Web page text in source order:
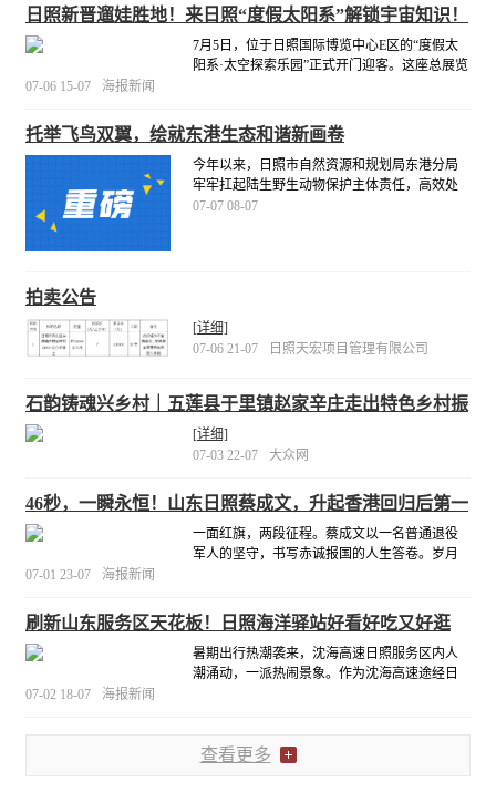
日照新晋遛娃胜地！来日照“度假太阳系”解锁宇宙知识！
7月5日，位于日照国际博览中心E区的“度假太
阳系·太空探索乐园”正式开门迎客。这座总展览
细]
07-06 15-07 海报新闻
托举飞鸟双翼，绘就东港生态和谐新画卷
今年以来，日照市自然资源和规划局东港分局
牢牢扛起陆生野生动物保护主体责任，高效处
置群众各类野生鸟类求助诉求，先后成功救助
07-07 08-07
拍卖公告
[详细]
07-06 21-07
日照天宏项目管理有限公司
石韵铸魂兴乡村｜五莲县于里镇赵家辛庄走出特色乡村振
兴路
[详细]
07-03 22-07
大众网
46秒，一瞬永恒！山东日照蔡成文，升起香港回归后第一
面五星红旗
一面红旗，两段征程。蔡成文以一名普通退役
军人的坚守，书写赤诚报国的人生答卷。岁月
护山河、怀初心、赴新程。[详细]
07-01 23-07 海报新闻
刷新山东服务区天花板！日照海洋驿站好看好吃又好逛
暑期出行热潮袭来，沈海高速日照服务区内人
潮涌动，一派热闹景象。作为沈海高速途经日
优选之地。[详细]
07-02 18-07 海报新闻
查看更多